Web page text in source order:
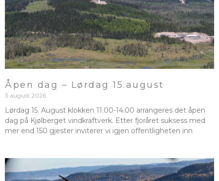
Åpen dag – Lørdag 15.august
3 august 2026
Lørdag 15. August klokken 11.00-14.00 arrangeres det åpen
dag på Kjølberget vindkraftverk. Etter fjoråret suksess med
mer end 150 gjester inviterer vi igjen offentligheten inn